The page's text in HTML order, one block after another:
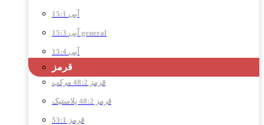
آبی 15:1
آبی 15:3 general
آبی 15:4
قرمز
قرمز 48:2 مرکب
قرمز 48:2 پلاستیک
قرمز 53:1